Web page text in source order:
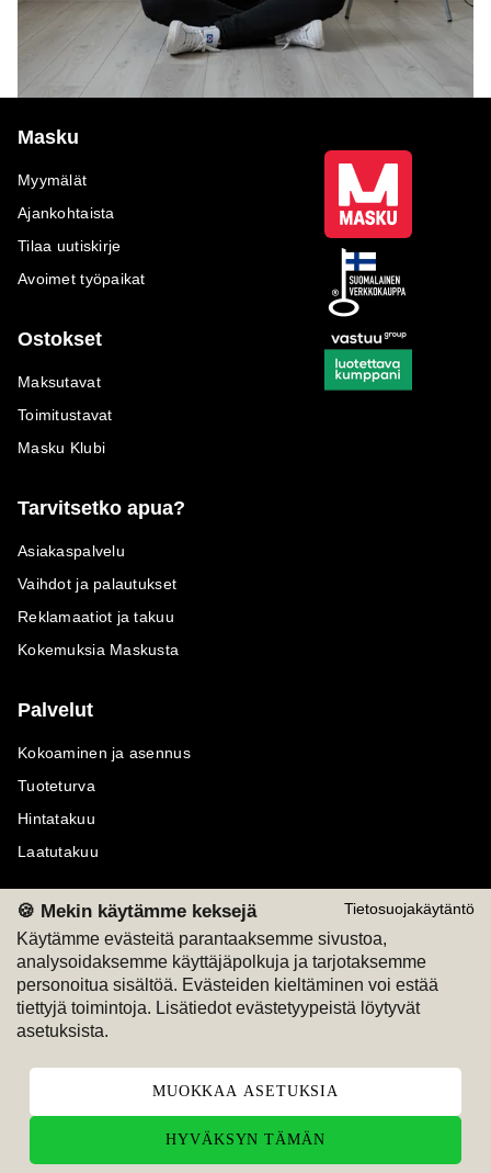
Tietosuojakäytäntö
🍪 Mekin käytämme keksejä
Käytämme evästeitä parantaaksemme sivustoa,
analysoidaksemme käyttäjäpolkuja ja tarjotaksemme
personoitua sisältöä. Evästeiden kieltäminen voi estää
tiettyjä toimintoja. Lisätiedot evästetyypeistä löytyvät
asetuksista.
MUOKKAA ASETUKSIA
HYVÄKSYN TÄMÄN
Masku
Myymälät
Ajankohtaista
Tilaa uutiskirje
Avoimet työpaikat
Ostokset
Maksutavat
Toimitustavat
Masku Klubi
Tarvitsetko apua?
Asiakaspalvelu
Vaihdot ja palautukset
Reklamaatiot ja takuu
Kokemuksia Maskusta
Palvelut
Kokoaminen ja asennus
Tuoteturva
Hintatakuu
Laatutakuu
Maksutavat
M
Seuraa meitä